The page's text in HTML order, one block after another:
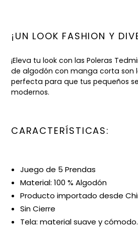
¡UN LOOK FASHION Y
¡Eleva tu look con las Poleras
de algodón con manga corta son
perfecta para que tus pequeños
modernos.
CARACTERÍSTICAS:
Juego de 5 Prendas
Material: 100 % Algodón
Producto importado desde
Sin Cierre
Tela: material suave y cómodo.